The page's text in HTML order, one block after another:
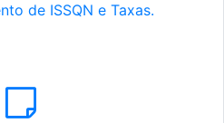
de ISSQN e Taxas.